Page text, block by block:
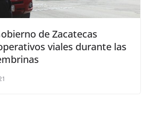
de Zacatecas
viales durante las